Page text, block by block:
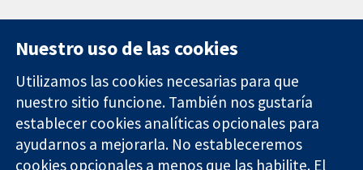
Evidencia fiable.
Decisiones
11-13 Cavendish
Square
Londres
W1G 0AN
Contacto
Noticias
Prensa
Sobre
Nuestro uso de las cookies
Utilizamos las cookies necesarias para que
nuestro sitio funcione. También nos gustaría
establecer cookies analíticas opcionales para
ayudarnos a mejorarla. No estableceremos
cookies opcionales a menos que las habilite. El